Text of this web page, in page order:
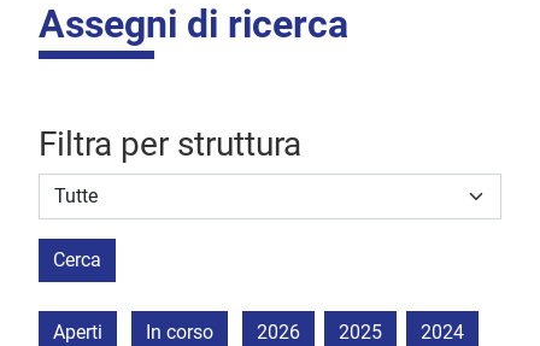
Assegni di ricerca
Filtra per struttura
Struttura stipulante
Cerca
Aperti In corso 2026 2025 2024